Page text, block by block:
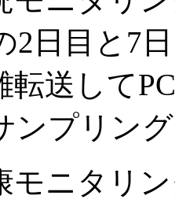
2日目と7
転送して
ンプリン
モニタリ